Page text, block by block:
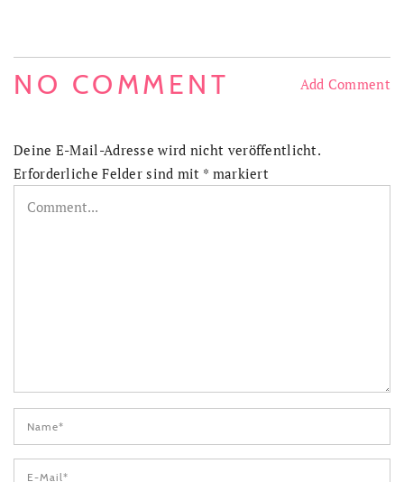
NO COMMENT Add Comment
Deine E-Mail-Adresse wird nicht veröffentlicht.
Erforderliche Felder sind mit * markiert